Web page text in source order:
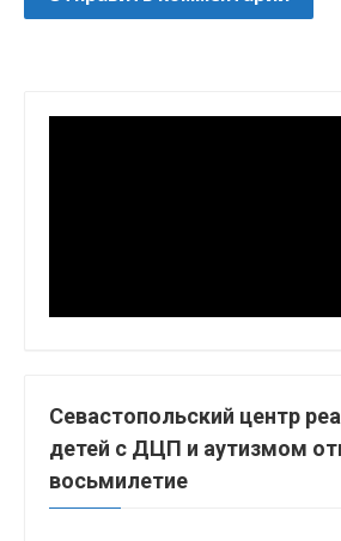
Севастопольский центр
детей с ДЦП и аутизмом
восьмилетие